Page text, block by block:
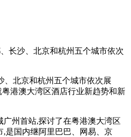
长沙、北京和杭州五个城市依次
北京和杭州五个城市依次展
港澳大湾区酒店行业新趋势和新
州首站,探讨了在粤港澳大湾区
是国内继阿里巴巴、网易、京